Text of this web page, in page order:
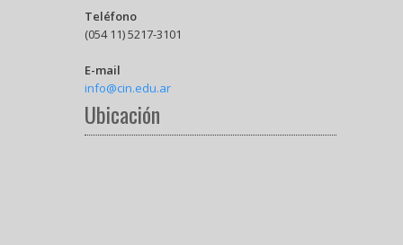
Teléfono
(054 11) 5217-3101
E-mail
info@cin.edu.ar
Ubicación